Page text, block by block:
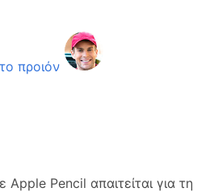
προιόν
Pencil απαιτείται για τη